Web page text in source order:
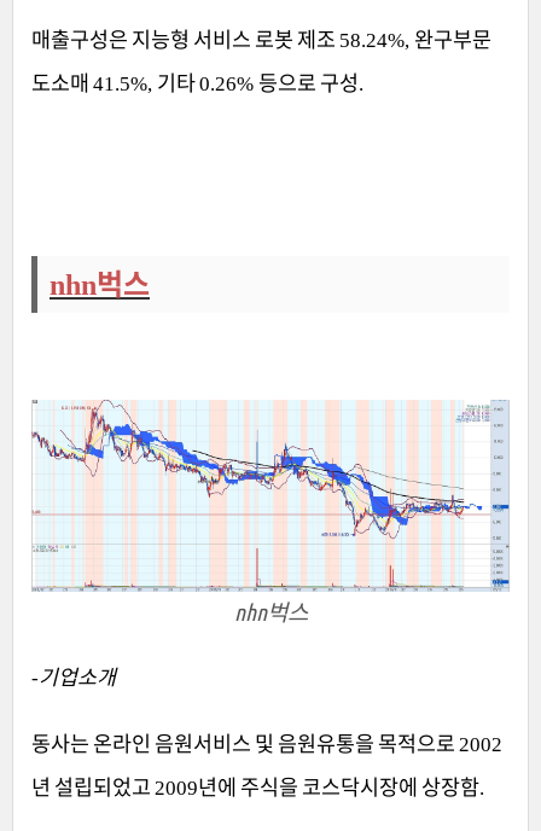
매출구성은 지능형 서비스 로봇 제조 58.24%, 완구부문
도소매 41.5%, 기타0.26% 등으로 구성.
nhn벅스
nhn벅스
-기업소개
동사는 온라인 음원서비스 및 음원유통을 목적으로 2002
년 설립되었고 2009년에 주식을 코스닥시장에 상장함.